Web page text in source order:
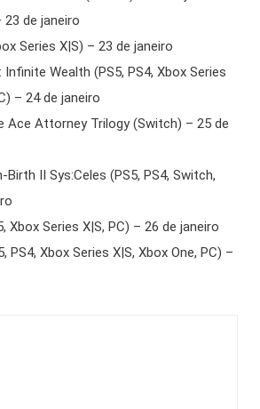
23 de janeiro
Series X|S) – 23 de janeiro
Infinite Wealth (PS5, PS4, Xbox Series
– 24 de janeiro
Ace Attorney Trilogy (Switch) – 25 de
Birth II Sys:Celes (PS5, PS4, Switch,
Xbox Series X|S, PC) – 26 de janeiro
PS4, Xbox Series X|S, Xbox One, PC) –